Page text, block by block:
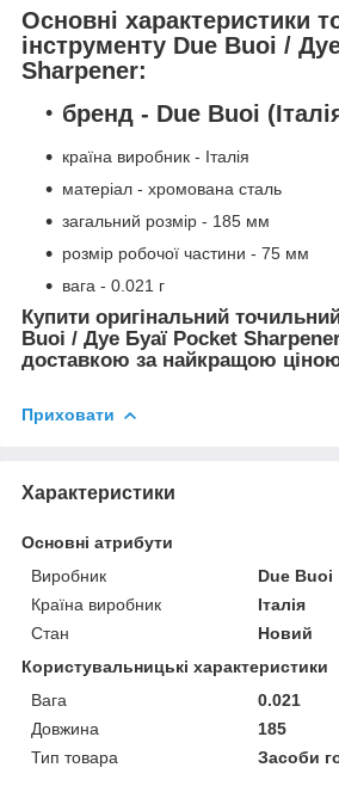
Основні характеристики
інструменту Due Buoi /
Sharpener:
бренд - Due Buoi
країна виробник - Італія
матеріал - хромована сталь
загальний розмір - 185 мм
розмір робочої частини - 75 мм
вага - 0.021 г
Купити оригінальний
Buoi / Дуе Буаї Pocket
доставкою за найкращою
Приховати
Характеристики
Основні атрибути
Виробник
Due Buoi
Країна виробник
Італія
Стан
Новий
Користувальницькі характеристики
Вага
0.021
Довжина
185
Тип товара
Засоби